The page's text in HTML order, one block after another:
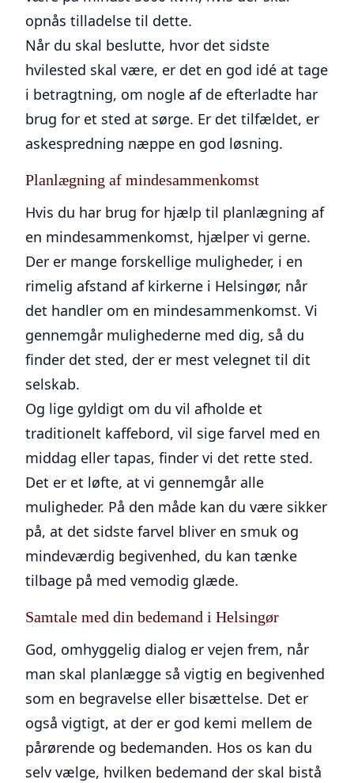
opnås tilladelse til dette.
Når du skal beslutte, hvor det sidste
hvilested skal være, er det en god idé at tage
i betragtning, om nogle af de efterladte har
brug for et sted at sørge. Er det tilfældet, er
askespredning næppe en god løsning.
Planlægning af mindesammenkomst
Hvis du har brug for hjælp til planlægning af
en mindesammenkomst, hjælper vi gerne.
Der er mange forskellige muligheder, i en
rimelig afstand af kirkerne i Helsingør, når
det handler om en mindesammenkomst. Vi
gennemgår mulighederne med dig, så du
finder det sted, der er mest velegnet til dit
selskab.
Og lige gyldigt om du vil afholde et
traditionelt kaffebord, vil sige farvel med en
middag eller tapas, finder vi det rette sted.
Det er et løfte, at vi gennemgår alle
muligheder. På den måde kan du være sikker
på, at det sidste farvel bliver en smuk og
mindeværdig begivenhed, du kan tænke
tilbage på med vemodig glæde.
Samtale med din bedemand i Helsingør
God, omhyggelig dialog er vejen frem, når
man skal planlægge så vigtig en begivenhed
som en begravelse eller bisættelse. Det er
også vigtigt, at der er god kemi mellem de
pårørende og bedemanden. Hos os kan du
selv vælge, hvilken bedemand der skal bistå